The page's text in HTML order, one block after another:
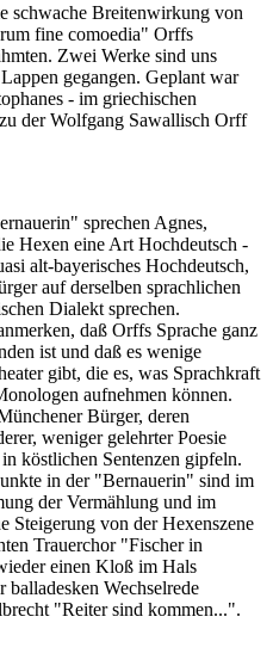
schwache Breitenwirkung von
fine comoedia" Orffs
Zwei Werke sind uns
gegangen. Geplant war
- im griechischen
der Wolfgang Sawallisch Orff
sprechen Agnes,
Hexen eine Art Hochdeutsch -
alt-bayerisches Hochdeutsch,
auf derselben sprachlichen
Dialekt sprechen.
daß Orffs Sprache ganz
ist und daß es wenige
gibt, die es, was Sprachkraft
aufnehmen können.
Bürger, deren
weniger gelehrter Poesie
köstlichen Sentenzen gipfeln.
in der "Bernauerin" sind im
der Vermählung und im
Steigerung von der Hexenszene
Trauerchor "Fischer in
einen Kloß im Hals
balladesken Wechselrede
"Reiter sind kommen...".